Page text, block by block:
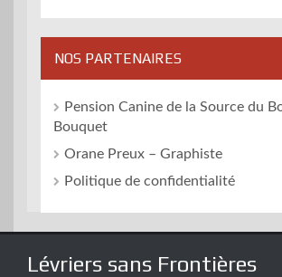
NOS PARTENAIRES
Pension Canine de la Source du
Bouquet
Orane Preux – Graphiste
Politique de confidentialité
Lévriers sans Frontières